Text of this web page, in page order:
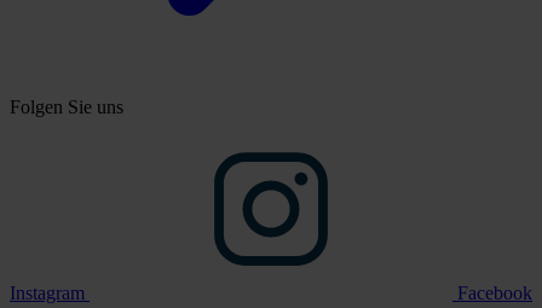
Folgen Sie uns
Instagram Facebook